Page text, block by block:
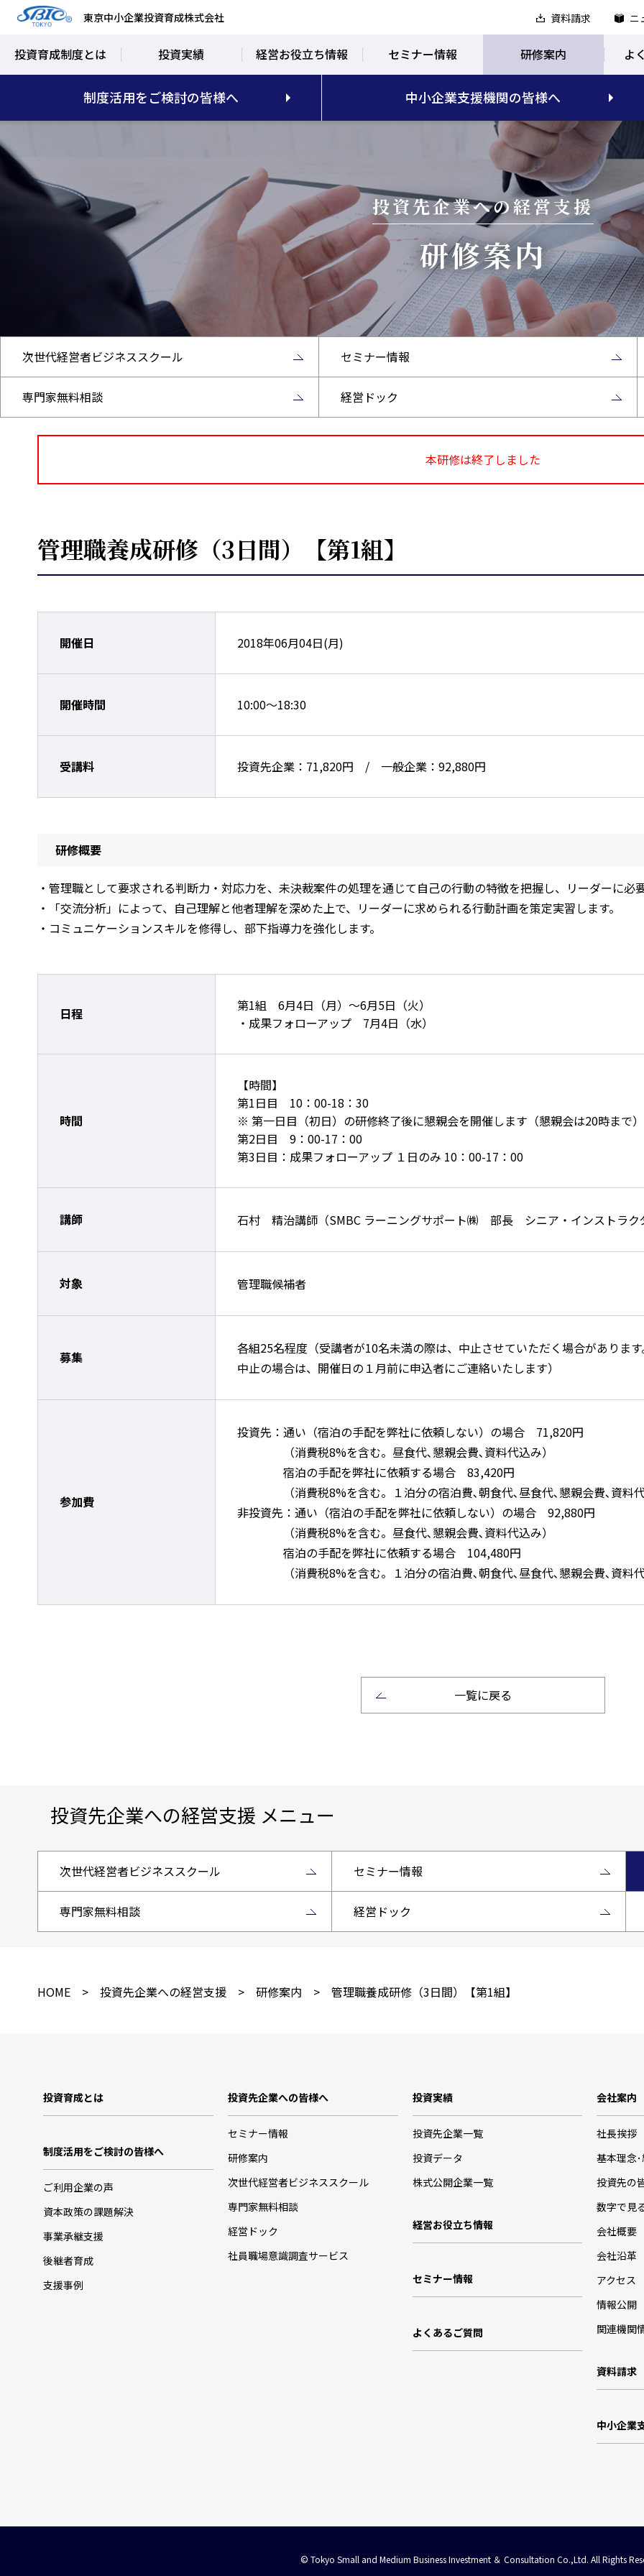
東京中小企業投資育成株式会社 資料請求 ニ
投資育成制度とは 投資実績 経営お役立ち情報 セミナー情報 研修案内 よ
制度活用をご検討の皆様へ 中小企業支援機関の皆様へ
投資先企業への経営支援
研修案内
次世代経営者ビジネススクール セミナー情報
専門家無料相談 経営ドック
本研修は終了しました
管理職養成研修（3日間）【第1組】
開催日 2018年06月04日(月)
開催時間 10:00～18:30
受講料 投資先企業：71,820円 / 一般企業：92,880円
研修概要
・管理職として要求される判断力・対応力を、未決裁案件の処理を通じて自己の行動の特徴を把握し、リーダーに必
・「交流分析」によって、自己理解と他者理解を深めた上で、リーダーに求められる行動計画を策定実習します。
・コミュニケーションスキルを修得し、部下指導力を強化します。
日程
第1組 6月4日（月）〜6月5日（火）
・成果フォローアップ 7月4日（水）
時間
【時間】
第1日目 10：00-18：30
※ 第一日目（初日）の研修終了後に懇親会を開催します（懇親会は20時まで）
第2日目 9：00-17：00
第3日目：成果フォローアップ １日のみ 10：00-17：00
講師 石村 精治講師（SMBC ラーニングサポート㈱ 部長 シニア・インストラク
対象 管理職候補者
募集
各組25名程度（受講者が10名未満の際は、中止させていただく場合がありま
中止の場合は、開催日の１月前に申込者にご連絡いたします）
参加費
投資先：通い（宿泊の手配を弊社に依頼しない）の場合 71,820円
（消費税8%を含む。昼食代､懇親会費､資料代込み）
宿泊の手配を弊社に依頼する場合 83,420円
（消費税8%を含む。１泊分の宿泊費､朝食代､昼食代､懇親会費､資料
非投資先：通い（宿泊の手配を弊社に依頼しない）の場合 92,880円
（消費税8%を含む。昼食代､懇親会費､資料代込み）
宿泊の手配を弊社に依頼する場合 104,480円
（消費税8%を含む。１泊分の宿泊費､朝食代､昼食代､懇親会費､資料
一覧に戻る
投資先企業への経営支援 メニュー
次世代経営者ビジネススクール セミナー情報
専門家無料相談 経営ドック
HOME > 投資先企業への経営支援 > 研修案内 > 管理職養成研修（3日間）【第1組】
投資育成とは
制度活用をご検討の皆様へ
ご利用企業の声
資本政策の課題解決
事業承継支援
後継者育成
支援事例
投資先企業への皆様へ
セミナー情報
研修案内
次世代経営者ビジネススクール
専門家無料相談
経営ドック
社員職場意識調査サービス
投資実績
投資先企業一覧
投資データ
株式公開企業一覧
経営お役立ち情報
セミナー情報
よくあるご質問
会社案内
社長挨拶
基本理念
投資先の
数字で見
会社概要
会社沿革
アクセス
情報公開
関連機関
資料請求
中小企業
© Tokyo Small and Medium Business Investment ＆ Consultation Co.,Ltd. All Rights